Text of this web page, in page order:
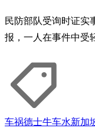
民防部队受询时证实
报，一人在事件中受
车祸德士牛车水新加